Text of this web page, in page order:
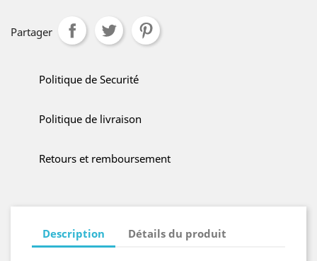
Partager
Politique de Securité
Politique de livraison
Retours et remboursement
Description Détails du produit